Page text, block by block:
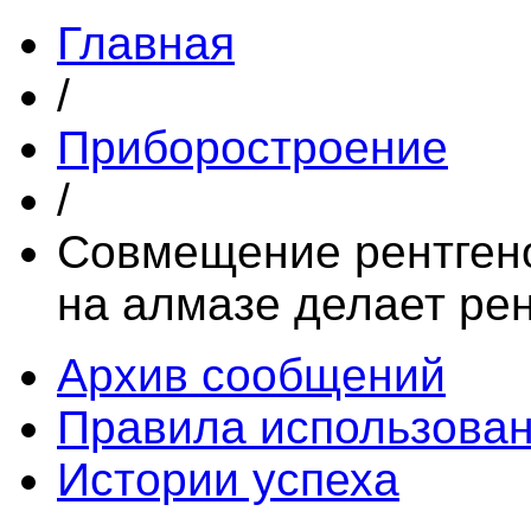
Главная
/
Приборостроение
/
Совмещение
на алмазе делает
Архив сообщений
Правила
Истории успеха